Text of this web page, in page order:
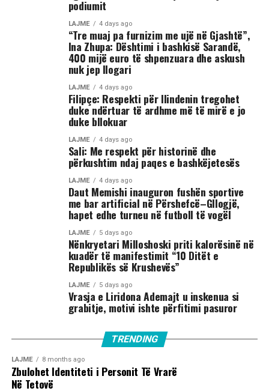
ashpra në rrjetet sociale.(INA)
podiumit
LAJME 4 days ago
“Tre muaj pa furnizim me ujë në Gjashtë”,
Ina Zhupa: Dështimi i bashkisë Sarandë,
400 mijë euro të shpenzuara dhe askush
nuk jep llogari
LAJME 4 days ago
Filipçe: Respekti për Ilindenin tregohet
duke ndërtuar të ardhme më të mirë e jo
duke bllokuar
LAJME 4 days ago
Sali: Me respekt për historinë dhe
përkushtim ndaj paqes e bashkëjetesës
LAJME 4 days ago
Daut Memishi inauguron fushën sportive
me bar artificial në Përshefcë–Gllogjë,
hapet edhe turneu në futboll të vogël
LAJME 5 days ago
Nënkryetari Milloshoski priti kalorësinë në
kuadër të manifestimit “10 Ditët e
Republikës së Krushevës”
LAJME 5 days ago
Vrasja e Liridona Ademajt u inskenua si
grabitje, motivi ishte përfitimi pasuror
TRENDING
LAJME 8 months ago
Zbulohet Identiteti i Personit Të Vrarë
Në Tetovë